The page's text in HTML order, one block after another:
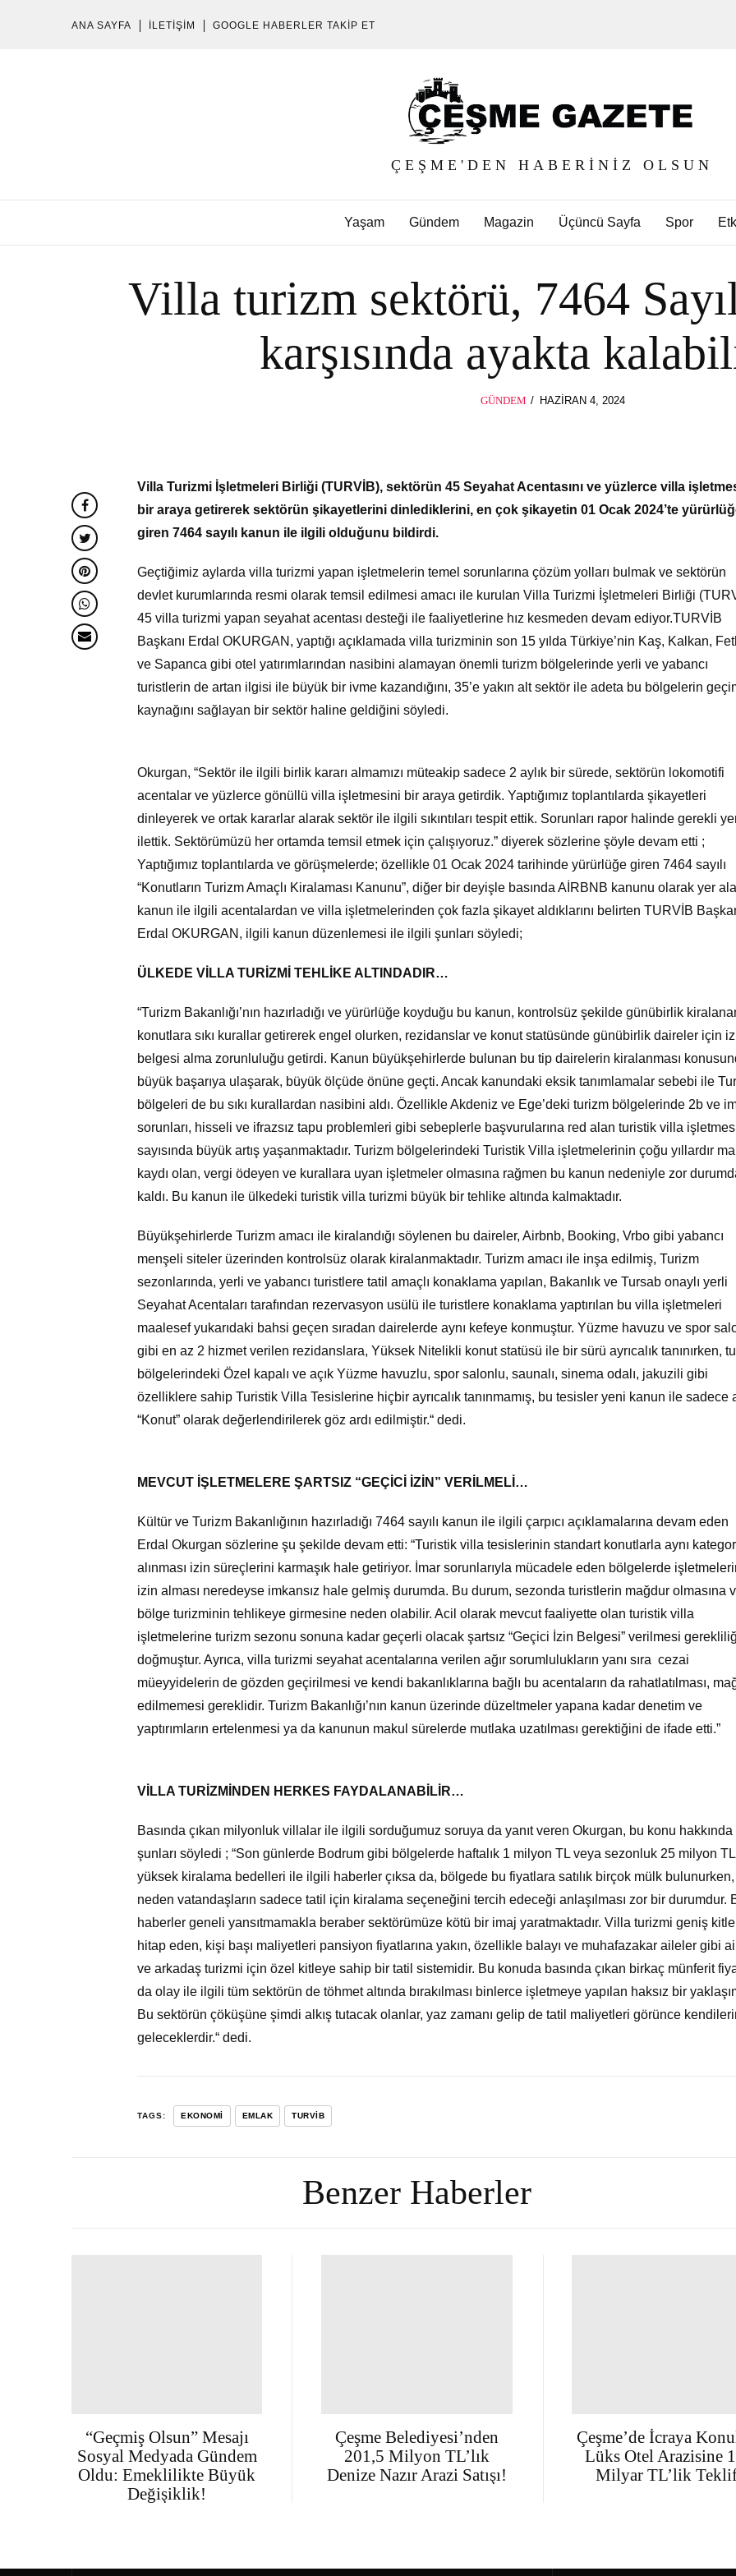
ANA SAYFA İLETIŞIM GOOGLE HABERLER TAKIP ET
ÇEŞME'DEN HABERINIZ OLSUN
Yaşam Gündem Magazin Üçüncü Sayfa Spor
Villa turizm sektörü, 7464
karşısında ayakta
GÜNDEM
POSTED
HAZIRAN 4, 2024
Villa Turizmi İşletmeleri Birliği (TURVİB), sektörün 45 Seyahat Acentasını ve yüzlerce villa
bir araya getirerek sektörün şikayetlerini dinlediklerini, en çok şikayetin 01 Ocak 2024’te
giren 7464 sayılı kanun ile ilgili olduğunu bildirdi.
Geçtiğimiz aylarda villa turizmi yapan işletmelerin temel sorunlarına çözüm yolları bulmak ve sektörün
devlet kurumlarında resmi olarak temsil edilmesi amacı ile kurulan Villa Turizmi İşletmeleri Birliği
45 villa turizmi yapan seyahat acentası desteği ile faaliyetlerine hız kesmeden devam ediyor.TURVİB
Başkanı Erdal OKURGAN, yaptığı açıklamada villa turizminin son 15 yılda Türkiye’nin Kaş, Kalkan,
ve Sapanca gibi otel yatırımlarından nasibini alamayan önemli turizm bölgelerinde yerli ve yabancı
turistlerin de artan ilgisi ile büyük bir ivme kazandığını, 35’e yakın alt sektör ile adeta bu bölgelerin
kaynağını sağlayan bir sektör haline geldiğini söyledi.
Okurgan, “Sektör ile ilgili birlik kararı almamızı müteakip sadece 2 aylık bir sürede, sektörün lokomotifi
acentalar ve yüzlerce gönüllü villa işletmesini bir araya getirdik. Yaptığımız toplantılarda şikayetleri
dinleyerek ve ortak kararlar alarak sektör ile ilgili sıkıntıları tespit ettik. Sorunları rapor halinde gerekli
ilettik. Sektörümüzü her ortamda temsil etmek için çalışıyoruz.” diyerek sözlerine şöyle devam etti ;
Yaptığımız toplantılarda ve görüşmelerde; özellikle 01 Ocak 2024 tarihinde yürürlüğe giren 7464 sayılı
“Konutların Turizm Amaçlı Kiralaması Kanunu”, diğer bir deyişle basında AİRBNB kanunu olarak yer
kanun ile ilgili acentalardan ve villa işletmelerinden çok fazla şikayet aldıklarını belirten TURVİB
Erdal OKURGAN, ilgili kanun düzenlemesi ile ilgili şunları söyledi;
ÜLKEDE VİLLA TURİZMİ TEHLİKE ALTINDADIR…
“Turizm Bakanlığı’nın hazırladığı ve yürürlüğe koyduğu bu kanun, kontrolsüz şekilde günübirlik
konutlara sıkı kurallar getirerek engel olurken, rezidanslar ve konut statüsünde günübirlik daireler için
belgesi alma zorunluluğu getirdi. Kanun büyükşehirlerde bulunan bu tip dairelerin kiralanması
büyük başarıya ulaşarak, büyük ölçüde önüne geçti. Ancak kanundaki eksik tanımlamalar sebebi ile
bölgeleri de bu sıkı kurallardan nasibini aldı. Özellikle Akdeniz ve Ege’deki turizm bölgelerinde 2b ve
sorunları, hisseli ve ifrazsız tapu problemleri gibi sebeplerle başvurularına red alan turistik villa
sayısında büyük artış yaşanmaktadır. Turizm bölgelerindeki Turistik Villa işletmelerinin çoğu yıllardır
kaydı olan, vergi ödeyen ve kurallara uyan işletmeler olmasına rağmen bu kanun nedeniyle zor
kaldı. Bu kanun ile ülkedeki turistik villa turizmi büyük bir tehlike altında kalmaktadır.
Büyükşehirlerde Turizm amacı ile kiralandığı söylenen bu daireler, Airbnb, Booking, Vrbo gibi yabancı
menşeli siteler üzerinden kontrolsüz olarak kiralanmaktadır. Turizm amacı ile inşa edilmiş, Turizm
sezonlarında, yerli ve yabancı turistlere tatil amaçlı konaklama yapılan, Bakanlık ve Tursab onaylı yerli
Seyahat Acentaları tarafından rezervasyon usülü ile turistlere konaklama yaptırılan bu villa işletmeleri
maalesef yukarıdaki bahsi geçen sıradan dairelerde aynı kefeye konmuştur. Yüzme havuzu ve spor
gibi en az 2 hizmet verilen rezidanslara, Yüksek Nitelikli konut statüsü ile bir sürü ayrıcalık tanınırken,
bölgelerindeki Özel kapalı ve açık Yüzme havuzlu, spor salonlu, saunalı, sinema odalı, jakuzili gibi
özelliklere sahip Turistik Villa Tesislerine hiçbir ayrıcalık tanınmamış, bu tesisler yeni kanun ile sadece
“Konut” olarak değerlendirilerek göz ardı edilmiştir.“ dedi.
MEVCUT İŞLETMELERE ŞARTSIZ “GEÇİCİ İZİN” VERİLMELİ…
Kültür ve Turizm Bakanlığının hazırladığı 7464 sayılı kanun ile ilgili çarpıcı açıklamalarına devam eden
Erdal Okurgan sözlerine şu şekilde devam etti: “Turistik villa tesislerinin standart konutlarla aynı
alınması izin süreçlerini karmaşık hale getiriyor. İmar sorunlarıyla mücadele eden bölgelerde
izin alması neredeyse imkansız hale gelmiş durumda. Bu durum, sezonda turistlerin mağdur olmasına
bölge turizminin tehlikeye girmesine neden olabilir. Acil olarak mevcut faaliyette olan turistik villa
işletmelerine turizm sezonu sonuna kadar geçerli olacak şartsız “Geçici İzin Belgesi” verilmesi
doğmuştur. Ayrıca, villa turizmi seyahat acentalarına verilen ağır sorumlulukların yanı sıra cezai
müeyyidelerin de gözden geçirilmesi ve kendi bakanlıklarına bağlı bu acentaların da rahatlatılması,
edilmemesi gereklidir. Turizm Bakanlığı’nın kanun üzerinde düzeltmeler yapana kadar denetim ve
yaptırımların ertelenmesi ya da kanunun makul sürelerde mutlaka uzatılması gerektiğini de ifade etti.”
VİLLA TURİZMİNDEN HERKES FAYDALANABİLİR…
Basında çıkan milyonluk villalar ile ilgili sorduğumuz soruya da yanıt veren Okurgan, bu konu hakkında
şunları söyledi ; “Son günlerde Bodrum gibi bölgelerde haftalık 1 milyon TL veya sezonluk 25 milyon
yüksek kiralama bedelleri ile ilgili haberler çıksa da, bölgede bu fiyatlara satılık birçok mülk bulunurken,
neden vatandaşların sadece tatil için kiralama seçeneğini tercih edeceği anlaşılması zor bir durumdur.
haberler geneli yansıtmamakla beraber sektörümüze kötü bir imaj yaratmaktadır. Villa turizmi geniş
hitap eden, kişi başı maliyetleri pansiyon fiyatlarına yakın, özellikle balayı ve muhafazakar aileler gibi
ve arkadaş turizmi için özel kitleye sahip bir tatil sistemidir. Bu konuda basında çıkan birkaç münferit
da olay ile ilgili tüm sektörün de töhmet altında bırakılması binlerce işletmeye yapılan haksız bir
Bu sektörün çöküşüne şimdi alkış tutacak olanlar, yaz zamanı gelip de tatil maliyetleri görünce
geleceklerdir.“ dedi.
TAGS: EKONOMI EMLAK TURVİB
Benzer Haberler
“Geçmiş Olsun” Mesajı
Sosyal Medyada Gündem
Oldu: Emeklilikte Büyük
Değişiklik!
Çeşme Belediyesi’nden
201,5 Milyon TL’lık
Denize Nazır Arazi Satışı!
Çeşme’de İcraya
Lüks Otel Arazisine
Milyar TL’lik